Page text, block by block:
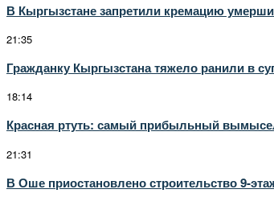
В Кыргызстане запретили кремацию
21:35
Гражданку Кыргызстана тяжело ранили в
18:14
Красная ртуть: самый прибыльный
21:31
В Оше приостановлено строительство 9-